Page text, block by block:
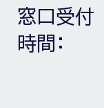
窓口受付
時間: